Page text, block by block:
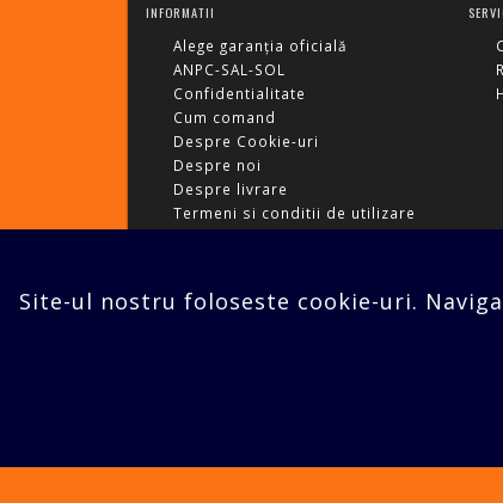
INFORMATII
Alege garanția oficială
ANPC-SAL-SOL
Confidentialitate
Cum comand
Despre Cookie-uri
Despre noi
Despre livrare
Termeni si conditii de utilizare
Suport telefonic clienti
Site-ul nostru foloseste cookie-uri.